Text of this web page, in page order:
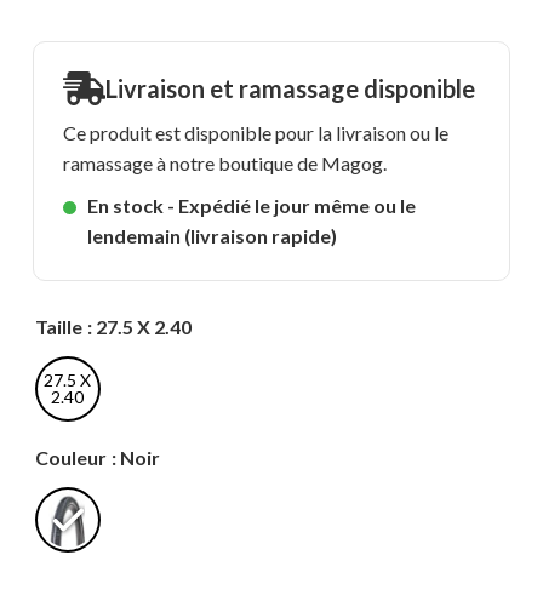
Livraison et ramassage disponible
Ce produit est disponible pour la livraison ou le
ramassage à notre boutique de Magog.
En stock - Expédié le jour même ou le
lendemain (livraison rapide)
Taille : 27.5 X 2.40
27.5 X
2.40
Couleur : Noir